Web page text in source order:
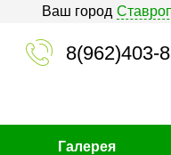
Ваш город
8(962)403-
Галерея